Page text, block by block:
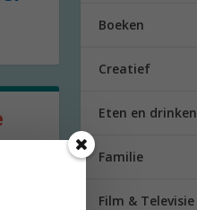
Boeken
Creatief
Eten en drinken
Familie
Film & Televisie